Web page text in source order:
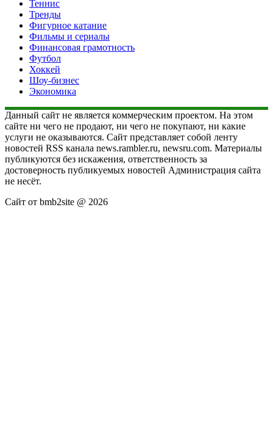
Теннис
Тренды
Фигурное катание
Фильмы и сериалы
Финансовая грамотность
Футбол
Хоккей
Шоу-бизнес
Экономика
Данный сайт не является коммерческим проектом. На этом
сайте ни чего не продают, ни чего не покупают, ни какие
услуги не оказываются. Сайт представляет собой ленту
новостей RSS канала news.rambler.ru, newsru.com. Материалы
публикуются без искажения, ответственность за
достоверность публикуемых новостей Администрация сайта
не несёт.
Сайт от bmb2site @ 2026